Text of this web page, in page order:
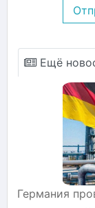
Ещё
Германия